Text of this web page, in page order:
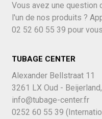
Vous avez une question
l'un de nos produits ?
02 52 60 55 39 pour
TUBAGE CENTER
Alexander Bellstraat 11
3261 LX Oud -
info@tubage-center.fr
0252 60 55 39